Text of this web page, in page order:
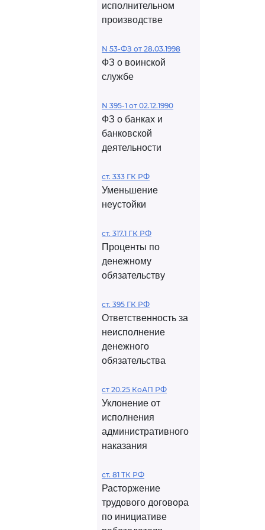
исполнительном
производстве
N 53-ФЗ от 28.03.1998
ФЗ о воинской
службе
N 395-1 от 02.12.1990
ФЗ о банках и
банковской
деятельности
ст. 333 ГК РФ
Уменьшение
неустойки
ст. 317.1 ГК РФ
Проценты по
денежному
обязательству
ст. 395 ГК РФ
Ответственность за
неисполнение
денежного
обязательства
ст 20.25 КоАП РФ
Уклонение от
исполнения
административного
наказания
ст. 81 ТК РФ
Расторжение
трудового договора
по инициативе